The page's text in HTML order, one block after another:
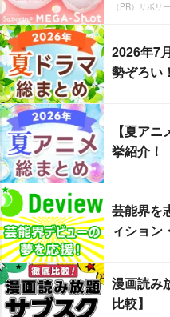
（PR）サボリ
2026年7
勢ぞろい！
【夏ア
挙紹介！
芸能界を
ィション
漫画読み
比較】